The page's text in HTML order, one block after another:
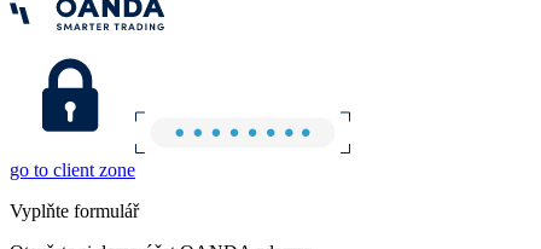
go to client zone
Vyplňte formulář